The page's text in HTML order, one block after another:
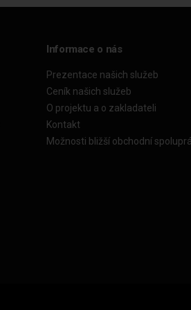
Informace o nás
Prezentace našich služeb
Ceník našich služeb
O projektu a o zakladateli
Kontakt
Možnosti bližší obchodní